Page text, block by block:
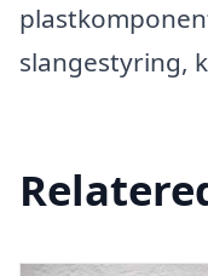
slangestyring,